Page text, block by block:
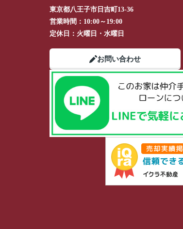
東京都八王子市日吉町13-36
営業時間： 10:00～19:00
定休日： 火曜日・水曜日
お問い合わせ